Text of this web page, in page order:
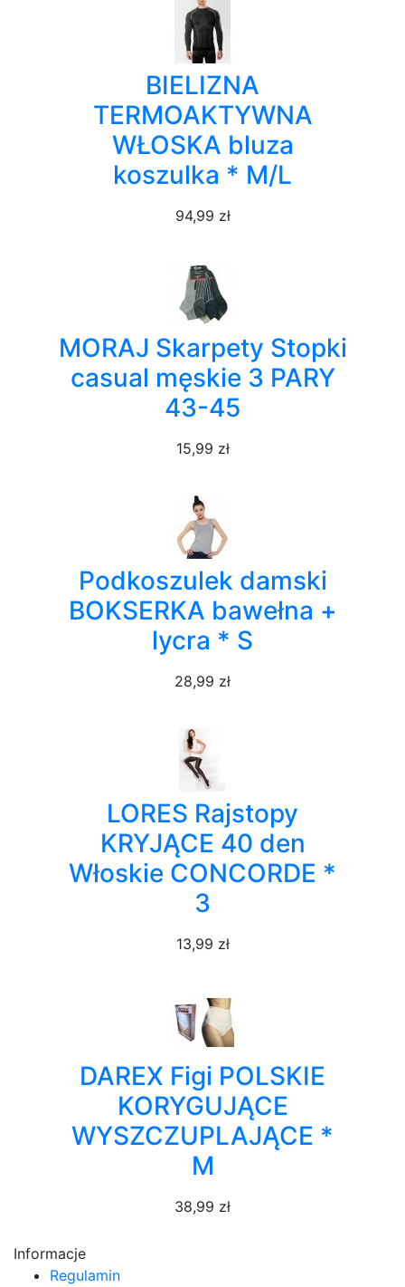
BIELIZNA
TERMOAKTYWNA
WŁOSKA bluza
koszulka * M/L
94,99 zł
MORAJ Skarpety Stopki
casual męskie 3 PARY
43-45
15,99 zł
Podkoszulek damski
BOKSERKA bawełna +
lycra * S
28,99 zł
LORES Rajstopy
KRYJĄCE 40 den
Włoskie CONCORDE *
3
13,99 zł
DAREX Figi POLSKIE
KORYGUJĄCE
WYSZCZUPLAJĄCE *
M
38,99 zł
Informacje
Regulamin